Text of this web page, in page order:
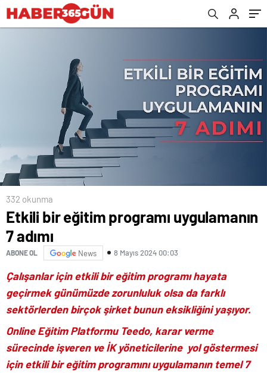
332 okunma
Etkili bir eğitim programı uygulamanın
7 adımı
ABONE OL News 8 Mayıs 2024 00:03
Çalışanlar için etkili bir eğitim programı hayata
geçirmek günümüzde zorunluluk olsa da farklı
sektörlerden birçok şirket bunun eksikliğini yaşıyor.
Online Eğitim Platformu Teedo, karar verme
sürecinde işveren ve İK yöneticilerine yol göstermesi
için etkili bir eğitim programını uygulamanın temel 7